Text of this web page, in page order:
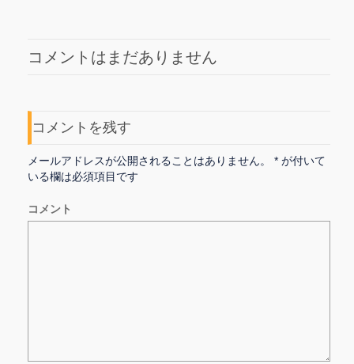
コメントはまだありません
コメントを残す
メールアドレスが公開されることはありません。 * が付いて
いる欄は必須項目です
コメント